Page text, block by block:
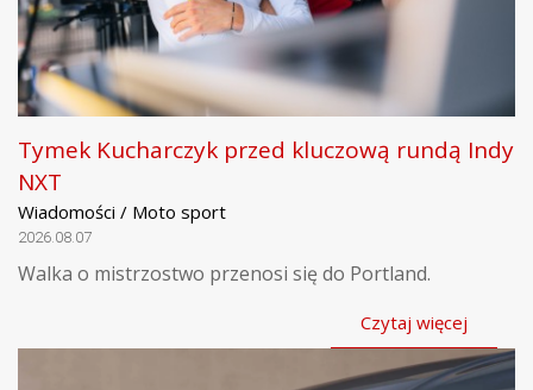
Tymek Kucharczyk przed kluczową rundą Indy
NXT
Wiadomości / Moto sport
2026.08.07
Walka o mistrzostwo przenosi się do Portland.
Czytaj więcej